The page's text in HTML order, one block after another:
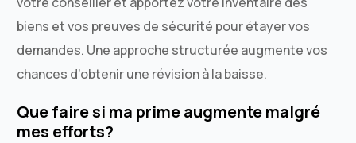
biens et vos preuves de sécurité pour étayer vos
demandes. Une approche structurée augmente vos
chances d’obtenir une révision à la baisse.
Que faire si ma prime augmente malgré
mes efforts?